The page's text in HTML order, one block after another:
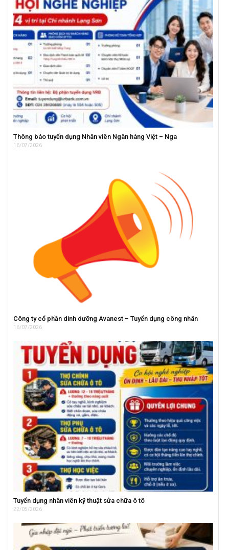
Thông báo tuyển dụng Nhân viên Ngân hàng Việt – Nga
16/07/2026
Công ty cổ phần dinh dưỡng Avanest – Tuyển dụng công nhân
16/07/2026
Tuyển dụng nhân viên kỹ thuật sửa chữa ô tô
22/05/2026